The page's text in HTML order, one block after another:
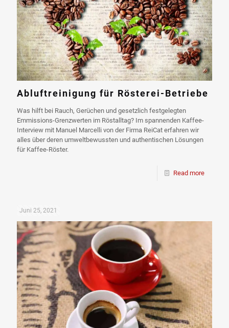
Abluftreinigung für Rösterei-Betriebe
Was hilft bei Rauch, Gerüchen und gesetzlich festgelegten
Emmissions-Grenzwerten im Röstalltag? Im spannenden Kaffee-
Interview mit Manuel Marcelli von der Firma ReiCat erfahren wir
alles über deren umweltbewussten und authentischen Lösungen
für Kaffee-Röster.
Read more
Juni 25, 2021